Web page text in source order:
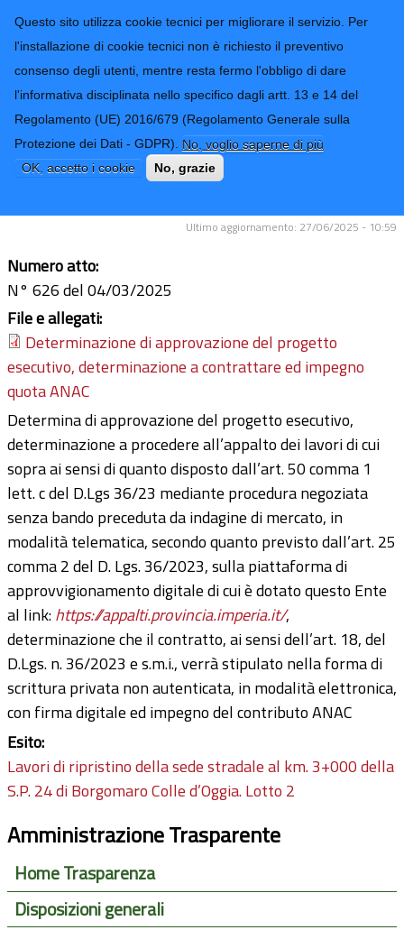
Questo sito utilizza cookie tecnici per migliorare il servizio. Per
l'installazione di cookie tecnici non è richiesto il preventivo
consenso degli utenti, mentre resta fermo l'obbligo di dare
l'informativa disciplinata nello specifico dagli artt. 13 e 14 del
Regolamento (UE) 2016/679 (Regolamento Generale sulla
Protezione dei Dati - GDPR). No, voglio saperne di più
OK, accetto i cookie
No, grazie
Provincia di
Imperia
CONTATTI-URP
TRASPARENZA
Form di ricerca
Lavori di ripristino della sede stradale
al km. 3+000 della S.P. 24 di
Ultimo aggiornamento: 27/06/2025 - 10:59
Numero atto:
N° 626 del 04/03/2025
File e allegati:
Determinazione di approvazione del progetto
esecutivo, determinazione a contrattare ed impegno
quota ANAC
Determina di approvazione del progetto esecutivo,
determinazione a procedere all’appalto dei lavori di cui
sopra ai sensi di quanto disposto dall’art. 50 comma 1
lett. c del D.Lgs 36/23 mediante procedura negoziata
senza bando preceduta da indagine di mercato, in
modalità telematica, secondo quanto previsto dall’art. 25
comma 2 del D. Lgs. 36/2023, sulla piattaforma di
approvvigionamento digitale di cui è dotato questo Ente
al link:https://appalti.provincia.imperia.it/,
determinazione che il contratto, ai sensi dell’art. 18, del
D.Lgs. n. 36/2023 e s.m.i., verrà stipulato nella forma di
scrittura privata non autenticata, in modalità elettronica,
con firma digitale ed impegno del contributo ANAC
Esito:
Lavori di ripristino della sede stradale al km. 3+000 della
S.P. 24 di Borgomaro Colle d’Oggia. Lotto 2
Amministrazione Trasparente
Home Trasparenza
Disposizioni generali